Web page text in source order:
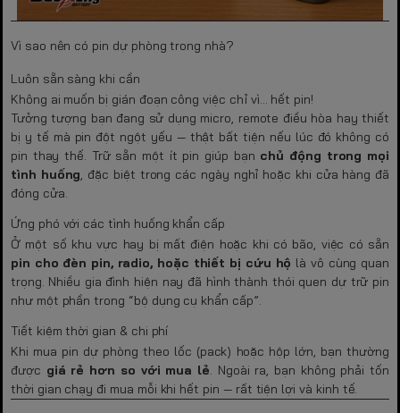
Vì sao nên có pin dự phòng trong nhà?
Luôn sẵn sàng khi cần
Không ai muốn bị gián đoạn công việc chỉ vì… hết pin!
Tưởng tượng bạn đang sử dụng micro, remote điều hòa hay thiết
bị y tế mà pin đột ngột yếu — thật bất tiện nếu lúc đó không có
pin thay thế. Trữ sẵn một ít pin giúp bạn chủ động trong mọi
tình huống , đặc biệt trong các ngày nghỉ hoặc khi cửa hàng đã
đóng cửa.
Ứng phó với các tình huống khẩn cấp
Ở một số khu vực hay bị mất điện hoặc khi có bão, việc có sẵn
pin cho đèn pin, radio, hoặc thiết bị cứu hộ là vô cùng quan
trọng. Nhiều gia đình hiện nay đã hình thành thói quen dự trữ pin
như một phần trong “bộ dụng cụ khẩn cấp”.
Tiết kiệm thời gian & chi phí
Khi mua pin dự phòng theo lốc (pack) hoặc hộp lớn, bạn thường
được giá rẻ hơn so với mua lẻ . Ngoài ra, bạn không phải tốn
thời gian chạy đi mua mỗi khi hết pin — rất tiện lợi và kinh tế.